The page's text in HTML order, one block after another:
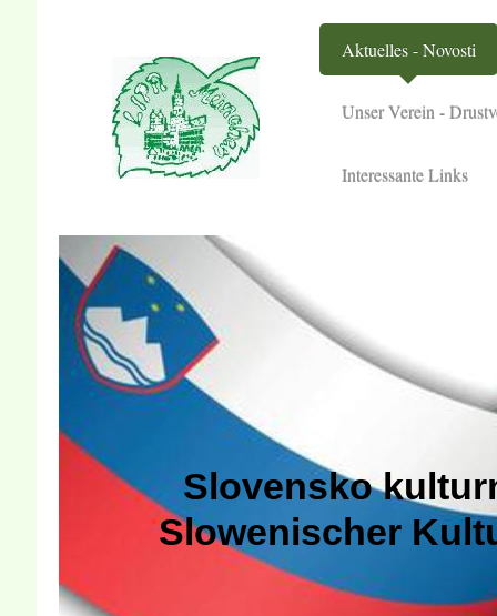
Aktuelles - Novosti
Unser Verein -
Interessante Links
Slovensko
Slowenischer